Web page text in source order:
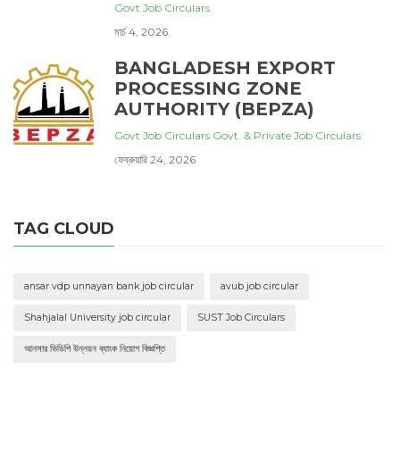
Govt Job Circulars
মার্চ 4, 2026
BANGLADESH EXPORT
PROCESSING ZONE
AUTHORITY (BEPZA)
Govt Job Circulars Govt. & Private Job Circulars
ফেব্রুয়ারি 24, 2026
TAG CLOUD
ansar vdp unnayan bank job circular avub job circular
Shahjalal University job circular SUST Job Circulars
আনসার ভিডিপি উন্নয়ন ব্যাংক নিয়োগ বিজ্ঞপ্তি